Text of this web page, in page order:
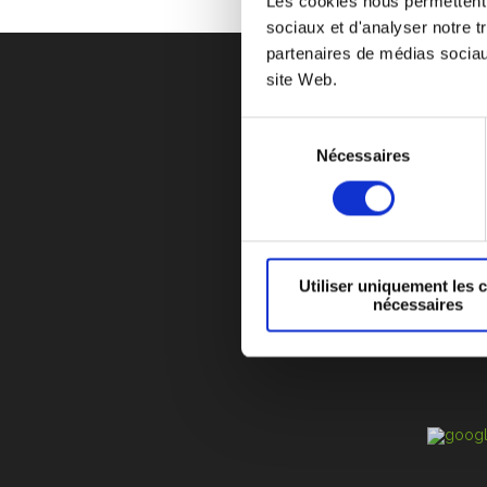
sociaux et d'analyser notre
partenaires de médias
site Web.
consentement
Nécessaires
Utiliser uniquement les
nécessaires
CYCLE DE VIE D’UN
F.A.Q
POLITIQUE SUR